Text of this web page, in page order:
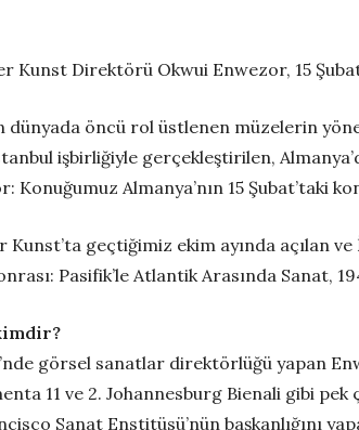
Kunst Direktörü Okwui Enwezor, 15
dünyada öncü rol üstlenen müzelerin
işbirliğiyle gerçekleştirilen,
Konuğumuz Almanya’nın 15 Şubat’taki
geçtiğimiz ekim ayında açılan
Pasifik’le Atlantik Arasında Sanat,
görsel sanatlar direktörlüğü yapan
11 ve 2. Johannesburg Bienali gibi
Sanat Enstitüsü’nün başkanlığını